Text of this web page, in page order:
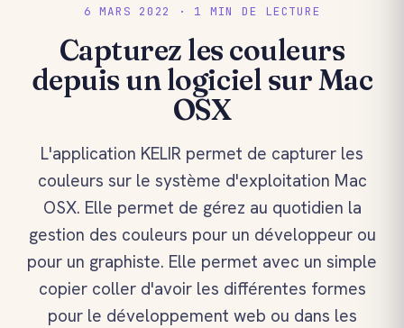
6 MARS 2022 · 1 MIN DE LECTURE
Capturez les couleurs
depuis un logiciel sur Mac
OSX
L'application KELIR permet de capturer les
couleurs sur le système d'exploitation Mac
OSX. Elle permet de gérez au quotidien la
gestion des couleurs pour un développeur ou
pour un graphiste. Elle permet avec un simple
copier coller d'avoir les différentes formes
pour le développement web ou dans les